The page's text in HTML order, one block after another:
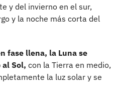
y del invierno en el sur,
y la noche más corta del
fase llena, la Luna se
al Sol, con la Tierra en medio,
la luz solar y se